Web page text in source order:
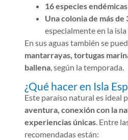
16 especies
Una colonia de más
especialmente en la
En sus aguas también se
mantarrayas, tortugas
ballena, según la temporada.
¿Qué hacer en Isla
Este paraíso natural es ideal
aventura, conexión con la
experiencias únicas. Entre
recomendadas están: